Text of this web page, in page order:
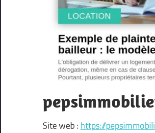
Site web : https://